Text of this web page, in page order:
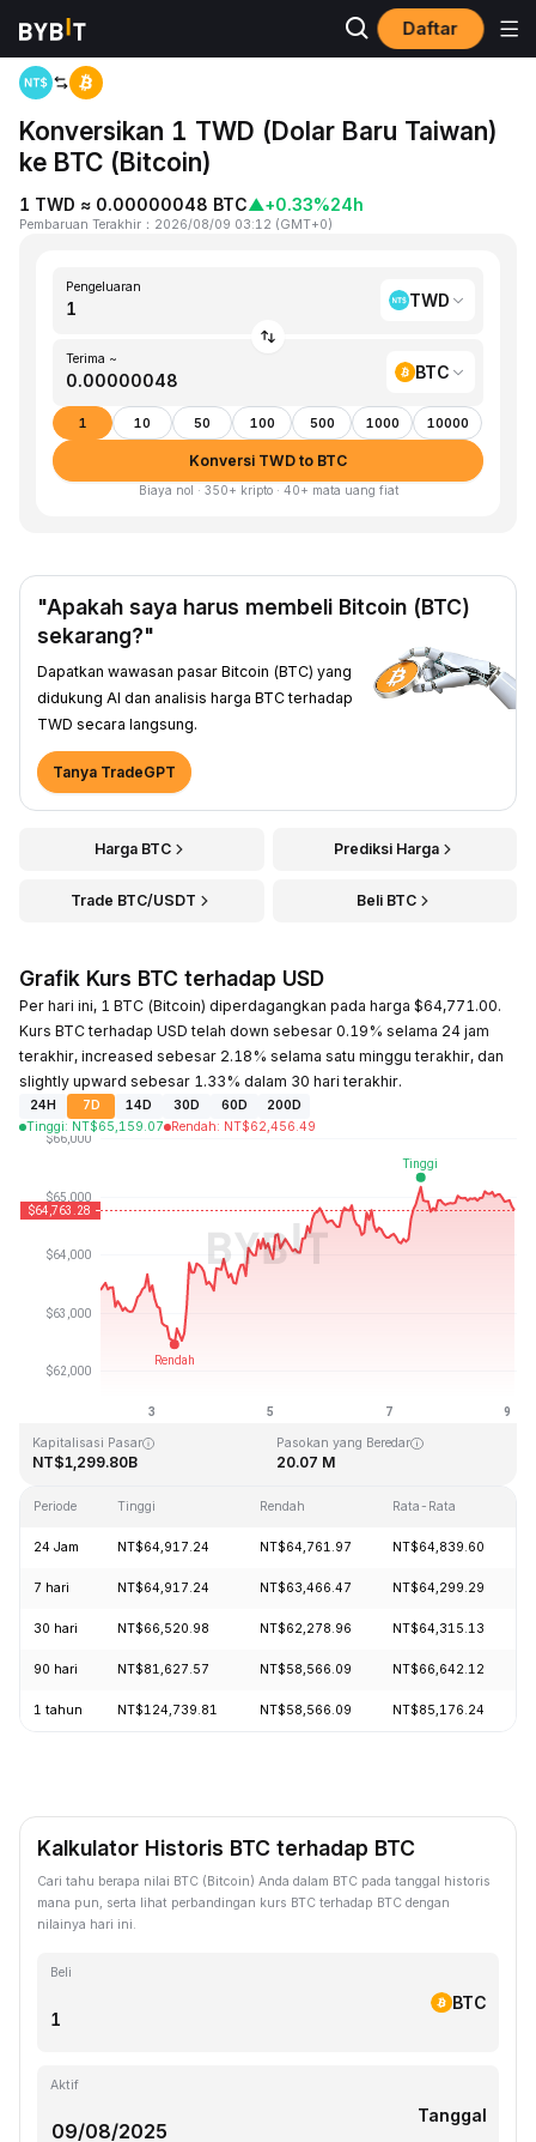
Daftar
Beranda
Konversikan 1 TWD (Dolar Baru Taiwan)
ke BTC (Bitcoin)
1 TWD ≈ 0.00000048 BTC▲+0.33%24h
Pembaruan Terakhir ： 2026/08/09 03:12 (GMT+0)
Pengeluaran
TWD
Terima ~
BTC
1 10 50 100 500 1000 10000
Konversi TWD to BTC
Biaya nol · 350+ kripto · 40+ mata uang fiat
"Apakah saya harus membeli Bitcoin (BTC)
sekarang?"
Dapatkan wawasan pasar Bitcoin (BTC) yang
didukung AI dan analisis harga BTC terhadap
TWD secara langsung.
Tanya TradeGPT
Harga BTC Prediksi Harga
Trade BTC/USDT Beli BTC
Grafik Kurs BTC terhadap USD
Per hari ini, 1 BTC (Bitcoin) diperdagangkan pada harga $64,771.00.
Kurs BTC terhadap USD telah down sebesar 0.19% selama 24 jam
terakhir, increased sebesar 2.18% selama satu minggu terakhir, dan
slightly upward sebesar 1.33% dalam 30 hari terakhir.
24H 7D 14D 30D 60D
200D
Tinggi: NT$65,159.07 Rendah: NT$62,456.49
Terakhir Diperbarui: 2026-08-09, 03:12 GMT+0
Kapitalisasi Pasar
NT$1,299.80B
Pasokan yang Beredar
20.07 M
Periode Tinggi Rendah Rata-Rata
24 Jam NT$64,917.24 NT$64,761.97 NT$64,839.60
7 hari NT$64,917.24 NT$63,466.47 NT$64,299.29
30 hari NT$66,520.98 NT$62,278.96 NT$64,315.13
90 hari NT$81,627.57 NT$58,566.09 NT$66,642.12
1 tahun NT$124,739.81 NT$58,566.09 NT$85,176.24
Kalkulator Historis BTC terhadap BTC
Cari tahu berapa nilai BTC (Bitcoin) Anda dalam BTC pada tanggal historis
mana pun, serta lihat perbandingan kurs BTC terhadap BTC dengan
nilainya hari ini.
Beli
BTC
Aktif
Tanggal